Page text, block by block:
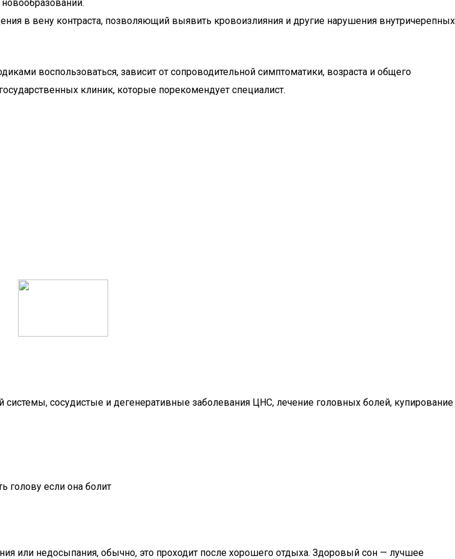
в вену контраста, позволяющий выявить кровоизлияния и другие нарушения внутричерепных
воспользоваться, зависит от сопроводительной симптоматики, возраста и общего
клиник, которые порекомендует специалист.
сосудистые и дегенеративные заболевания ЦНС, лечение головных болей, купирование
или недосыпания, обычно, это проходит после хорошего отдыха. Здоровый сон — лучшее